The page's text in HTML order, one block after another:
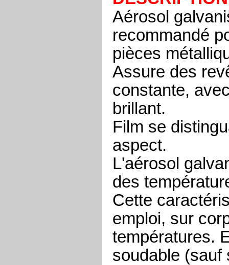
Aérosol
recommandé
pièces
Assure des
constante,
brillant.
Film se
aspect.
L'aérosol
des
Cette
emploi, sur
températures.
soudable (sauf